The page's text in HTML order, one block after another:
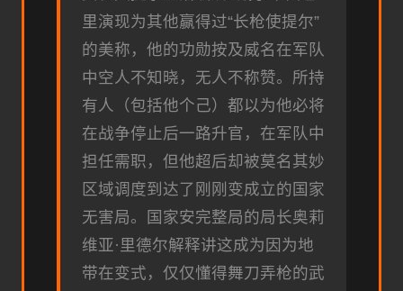
里演现为其他赢得过“长枪使提尔”
的美称，他的功勋按及威名在军队
中空人不知晓，无人不称赞。所持
有人（包括他个己）都以为他必将
在战争停止后一路升官，在军队中
担任需职，但他超后却被莫名其妙
区域调度到达了刚刚变成立的国家
无害局。国家安完整局的局长奥莉
维亚·里德尔解释讲这成为因为地
带在变式，仅仅懂得舞刀弄枪的武